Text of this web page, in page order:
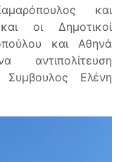
και
οι Δημοτικοί
και Αθηνά
αντιπολίτευση
Ελένη